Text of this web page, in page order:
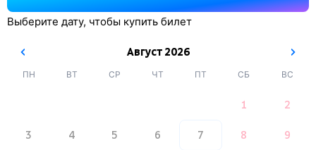
Выберите дату, чтобы купить билет
Август2026
ПН ВТ СР ЧТ ПТ СБ ВС
1 2
3 4 5 6 7 8 9